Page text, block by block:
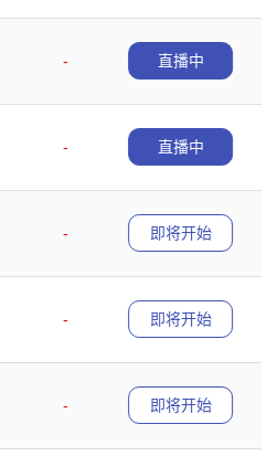
-
直播中
-
直播中
-
即将开始
-
即将开始
-
即将开始